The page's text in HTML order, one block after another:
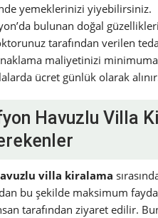
yemeklerinizi yiyebilirsiniz.
bulunan doğal
tarafından verilen
maliyetinizi
ücret günlük olarak
Havuzlu Villa
villa kiralama
bu şekilde maksimum
tarafından ziyaret edilir.